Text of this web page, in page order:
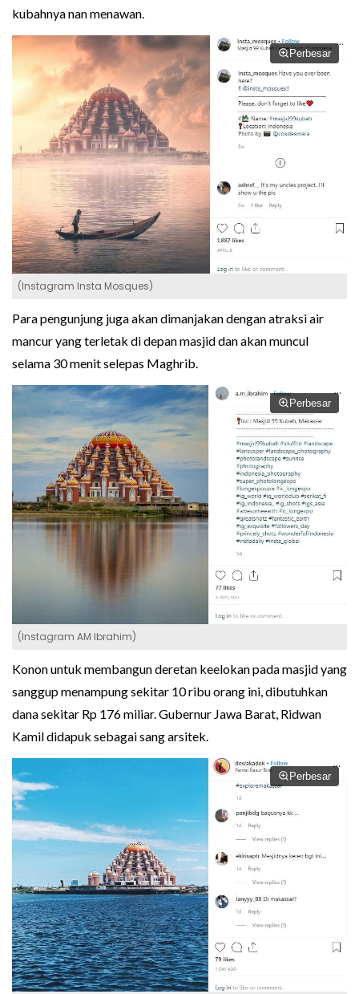
kubahnya nan menawan.
Perbesar
(Instagram Insta Mosques)
Para pengunjung juga akan dimanjakan dengan atraksi air
mancur yang terletak di depan masjid dan akan muncul
selama 30 menit selepas Maghrib.
Perbesar
(Instagram AM Ibrahim)
Konon untuk membangun deretan keelokan pada masjid yang
sanggup menampung sekitar 10 ribu orang ini, dibutuhkan
dana sekitar Rp 176 miliar. Gubernur Jawa Barat, Ridwan
Kamil didapuk sebagai sang arsitek.
Perbesar